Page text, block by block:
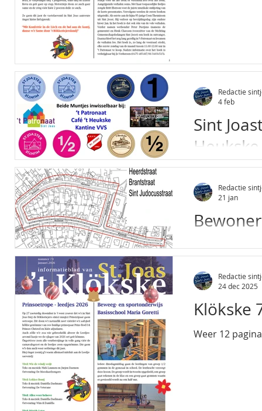
Sint
Heukske
Vanaf februari
financieel-
Patronaat,
Joost.
Redactie
4 feb
Patronaat
gebeuren. Er
Redactie
21 jan
Klökske
Weer 12
Redactie
24 dec 2025